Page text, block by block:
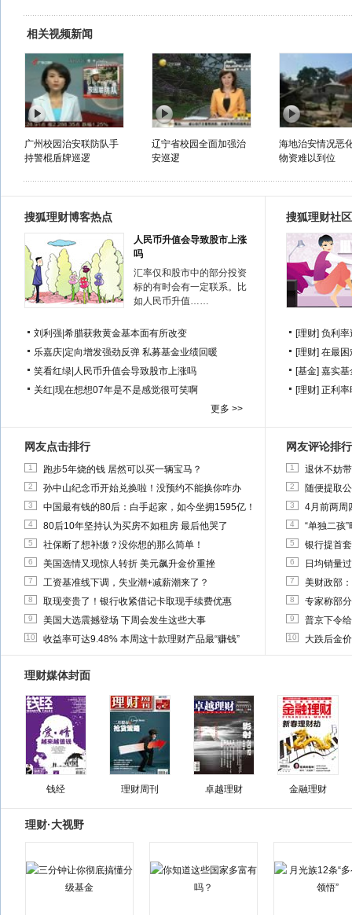
相关视频新闻
广州校园治安联防队手
持警棍盾牌巡逻
辽宁省校园全面加强治
安巡逻
海地治安情况恶
物资难以到位
搜狐理财博客热点
人民币升值会导致股市上涨
吗
汇率仅和股市中的部分投资
标的有时会有一定联系。比
如人民币升值……
刘利强 希腊获救黄金基本面有所改变
乐嘉庆 定向增发强劲反弹 私募基金业绩回暖
笑看红绿 人民币升值会导致股市上涨吗
关红 现在想想07年是不是感觉很可笑啊
更多 >>
搜狐理财社
[理财] 负利率
[理财] 在最困
[基金] 嘉实基
[理财] 正利率
网友点击排行
1 跑步5年烧的钱 居然可以买一辆宝马？
2 孙中山纪念币开始兑换啦！没预约不能换你咋办
3 中国最有钱的80后：白手起家，如今坐拥1595亿！
4 80后10年坚持认为买房不如租房 最后他哭了
5 社保断了想补缴？没你想的那么简单！
6 美国选情又现惊人转折 美元飙升金价重挫
7 工资基准线下调，失业潮+减薪潮来了？
8 取现变贵了！银行收紧借记卡取现手续费优惠
9 美国大选震撼登场 下周会发生这些大事
10 收益率可达9.48% 本周这十款理财产品最“赚钱”
网友评论排行
1 退休不妨
2 随便提取
3 4月前两周
4 “单独二孩
5 银行提首
6 日均销量
7 美财政部
8 专家称部
9 普京下令
10 大跌后金
理财媒体封面
钱经 理财周刊 卓越理财 金融理财
理财·大视野